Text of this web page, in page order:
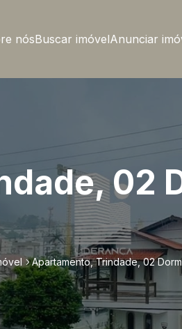
nósBuscar imóvelAnunciar
02
Apartamento, Trindade, 02